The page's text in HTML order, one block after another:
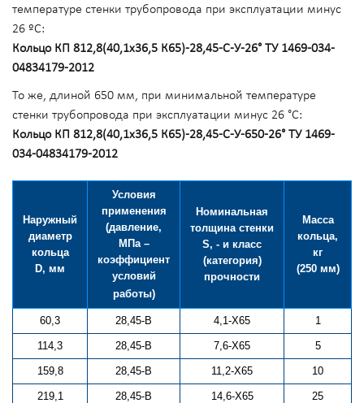
температуре стенки трубопровода при эксплуатации минус
26 ºС:
Кольцо КП 812,8(40,1х36,5 К65)-28,45-С-У-26° ТУ 1469-034-
04834179-2012
То же, длиной 650 мм, при минимальной температуре
стенки трубопровода при эксплуатации минус 26 °С:
Кольцо КП 812,8(40,1х36,5 К65)-28,45-С-У-650-26° ТУ 1469-
034-04834179-2012
Наружный
диаметр
кольца
D, мм
Условия
применения
(давление,
МПа –
коэффициент
условий
работы)
Номинальная
толщина стенки
S, - и класс
(категория)
прочности
Масса
кольца,
кг
(250 мм)
60,3 28,45-В 4,1-Х65 1
114,3 28,45-В 7,6-Х65 5
159,8 28,45-В 11,2-Х65 10
219,1 28,45-В 14,6-Х65 25